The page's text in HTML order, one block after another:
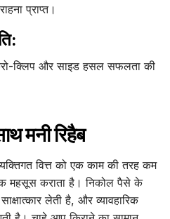
प्राप्त।
क्लिप और साइड हसल सफलता की
मनी रिहैब
वित्त को एक काम की तरह कम
महसूस कराता है। निकोल पैसे के
लेती है, और व्यावहारिक